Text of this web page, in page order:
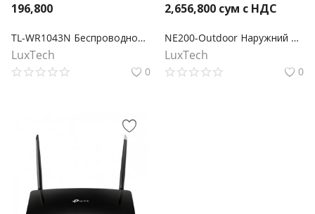
196,800
TL-WR1043N Беспроводной гигабитный маршрутизатор серии N, скорость до 450Мбит/с
LuxTech
0
2,656,800 сум с НДС
NE200-Outdoor Наружний 5G маршрутизатор
LuxTech
0